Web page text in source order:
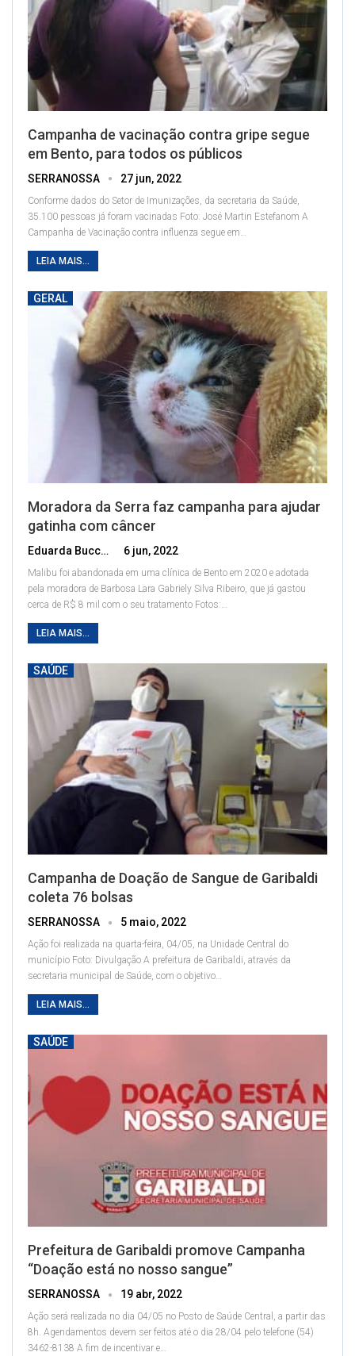
Campanha de vacinação contra gripe segue
em Bento, para todos os públicos
SERRANOSSA 27 jun, 2022
Conforme dados do Setor de Imunizações, da secretaria da Saúde,
35.100 pessoas já foram vacinadas Foto: José Martin Estefanom A
Campanha de Vacinação contra influenza segue em
LEIA MAIS...
GERAL
Moradora da Serra faz campanha para ajudar
gatinha com câncer
Eduarda Bucco 6 jun, 2022
Malibu foi abandonada em uma clínica de Bento em 2020 e adotada
pela moradora de Barbosa Lara Gabriely Silva Ribeiro, que já gastou
cerca de R$ 8 mil com o seu tratamento Fotos:
LEIA MAIS...
SAÚDE
Campanha de Doação de Sangue de Garibaldi
coleta 76 bolsas
SERRANOSSA 5 maio, 2022
Ação foi realizada na quarta-feira, 04/05, na Unidade Central do
município Foto: Divulgação A prefeitura de Garibaldi, através da
secretaria municipal de Saúde, com o objetivo…
LEIA MAIS...
SAÚDE
Prefeitura de Garibaldi promove Campanha
“Doação está no nosso sangue”
SERRANOSSA 19 abr, 2022
Ação será realizada no dia 04/05 no Posto de Saúde Central, a partir das
8h. Agendamentos devem ser feitos até o dia 28/04 pelo telefone (54)
3462-8138 A fim de incentivar e…